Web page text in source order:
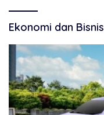
Ekonomi dan Bisnis